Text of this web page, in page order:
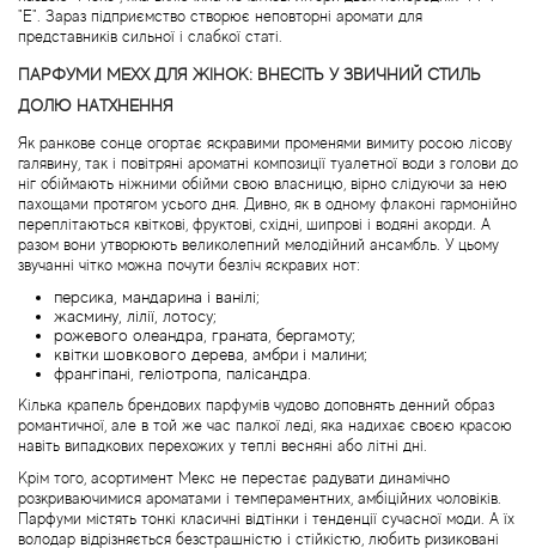
"Е". Зараз підприємство створює неповторні аромати для
представників сильної і слабкої статі.
ПАРФУМИ MEXX ДЛЯ ЖІНОК: ВНЕСІТЬ У ЗВИЧНИЙ СТИЛЬ
ДОЛЮ НАТХНЕННЯ
Як ранкове сонце огортає яскравими променями вимиту росою лісову
галявину, так і повітряні ароматні композиції туалетної води з голови до
ніг обіймають ніжними обійми свою власницю, вірно слідуючи за нею
пахощами протягом усього дня. Дивно, як в одному флаконі гармонійно
переплітаються квіткові, фруктові, східні, шипрові і водяні акорди. А
разом вони утворюють великолепний мелодійний ансамбль. У цьому
звучанні чітко можна почути безліч яскравих нот:
персика, мандарина і ванілі;
жасмину, лілії, лотосу;
рожевого олеандра, граната, бергамоту;
квітки шовкового дерева, амбри і малини;
франгіпані, геліотропа, палісандра.
Кілька крапель брендових парфумів чудово доповнять денний образ
романтичної, але в той же час палкої леді, яка надихає своєю красою
навіть випадкових перехожих у теплі весняні або літні дні.
Крім того, асортимент Мекс не перестає радувати динамічно
розкриваючимися ароматами і темпераментних, амбіційних чоловіків.
Парфуми містять тонкі класичні відтінки і тенденції сучасної моди. А їх
володар відрізняється безстрашністю і стійкістю, любить ризиковані
Bottega Veneta
Boucheron
Brecourt
Brioni
Britney Spears
Brooks Brothers
Bruno Banani
Brut
Burberry